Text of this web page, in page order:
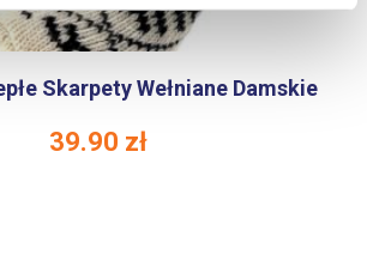
Skarpety Wełniane Damskie
39.90 zł